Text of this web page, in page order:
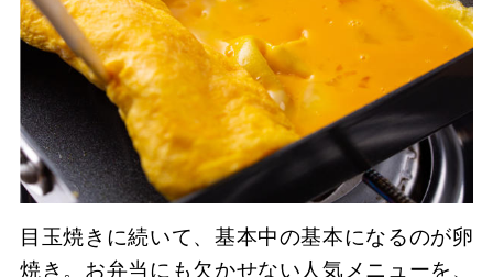
目玉焼きに続いて、基本中の基本になるのが卵
焼き。お弁当にも欠かせない人気メニューを、